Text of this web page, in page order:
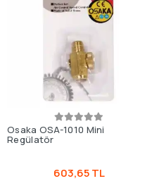
Osaka OSA-1010 Mini
Regülatör
603,65 TL